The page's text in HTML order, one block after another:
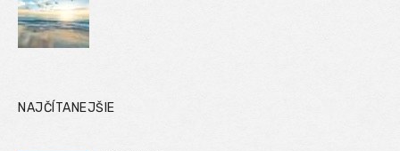
NAJČÍTANEJŠIE